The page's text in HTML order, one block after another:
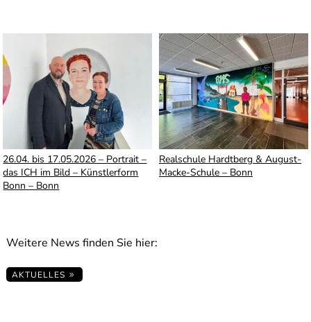
26.04. bis 17.05.2026 – Portrait –
das ICH im Bild – Künstlerform
Bonn – Bonn
Realschule Hardtberg & August-
Macke-Schule – Bonn
Weitere News finden Sie hier:
AKTUELLES